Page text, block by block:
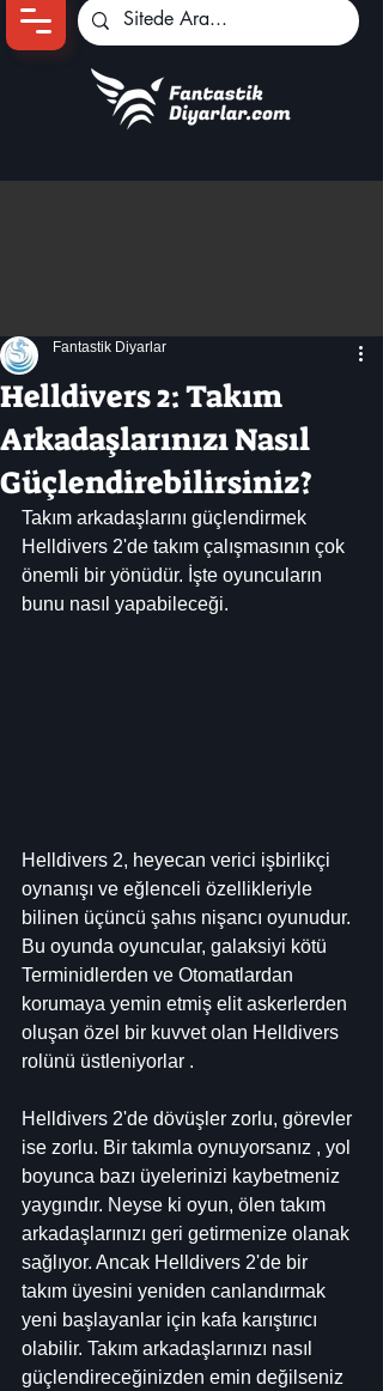
Black Desert
Dizi-Film Haberleri
Helldivers 2: Takım
Arkadaşlarınızı Nasıl
Güçlendirebilirsiniz?
Fantastik Diyarlar
Takım arkadaşlarını güçlendirmek
Helldivers 2'de takım çalışmasının çok
önemli bir yönüdür. İşte oyuncuların
bunu nasıl yapabileceği.
Helldivers 2, heyecan verici işbirlikçi
oynanışı ve eğlenceli özellikleriyle
bilinen üçüncü şahıs nişancı oyunudur.
Bu oyunda oyuncular, galaksiyi kötü
Terminidlerden ve Otomatlardan
korumaya yemin etmiş elit askerlerden
oluşan özel bir kuvvet olan Helldivers
rolünü üstleniyorlar .
Helldivers 2'de dövüşler zorlu, görevler
ise zorlu. Bir takımla oynuyorsanız , yol
boyunca bazı üyelerinizi kaybetmeniz
yaygındır. Neyse ki oyun, ölen takım
arkadaşlarınızı geri getirmenize olanak
sağlıyor. Ancak Helldivers 2'de bir
takım üyesini yeniden canlandırmak
yeni başlayanlar için kafa karıştırıcı
olabilir. Takım arkadaşlarınızı nasıl
güçlendireceğinizden emin değilseniz